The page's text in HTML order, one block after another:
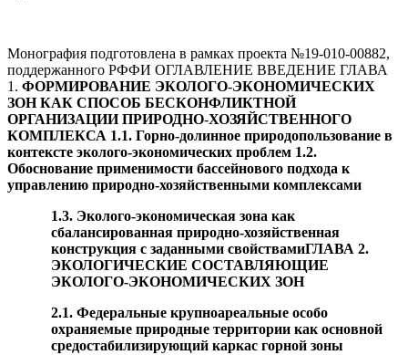
Монография подготовлена в рамках проекта №19-010-00882,
поддержанного РФФИ ОГЛАВЛЕНИЕ ВВЕДЕНИЕ ГЛАВА
1. ФОРМИРОВАНИЕ ЭКОЛОГО-ЭКОНОМИЧЕСКИХ
ЗОН КАК СПОСОБ БЕСКОНФЛИКТНОЙ
ОРГАНИЗАЦИИ ПРИРОДНО-ХОЗЯЙСТВЕННОГО
КОМПЛЕКСА 1.1. Горно-долинное природопользование в
контексте эколого-экономических проблем 1.2.
Обоснование применимости бассейнового подхода к
управлению природно-хозяйственными комплексами
1.3. Эколого-экономическая зона как
сбалансированная природно-хозяйственная
конструкция с заданными свойствамиГЛАВА 2.
ЭКОЛОГИЧЕСКИЕ СОСТАВЛЯЮЩИЕ
ЭКОЛОГО-ЭКОНОМИЧЕСКИХ ЗОН
2.1. Федеральные крупноареальные особо
охраняемые природные территории как основной
средостабилизирующий каркас горной зоны